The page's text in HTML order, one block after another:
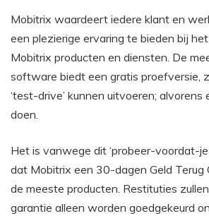
Mobitrix waardeert iedere klant en
een plezierige ervaring te bieden bij
Mobitrix producten en diensten. De
software biedt een gratis proefversie,
‘test-drive’ kunnen uitvoeren; alvorens
doen.
Het is vanwege dit ‘probeer-voordat-
dat Mobitrix een 30-dagen Geld Terug
de meeste producten. Restituties
garantie alleen worden goedgekeurd